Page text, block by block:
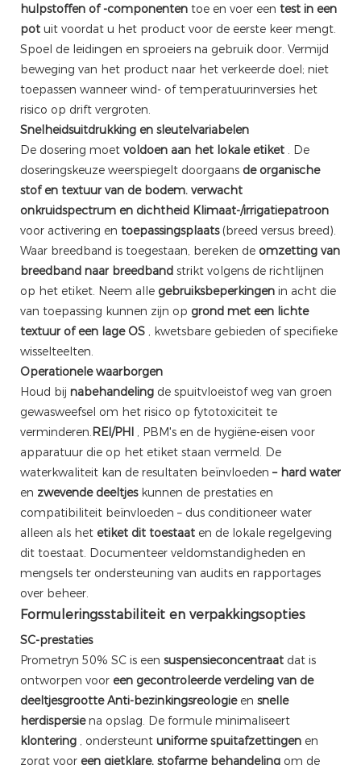
hulpstoffen of -componenten toe en voer een test in een
pot uit voordat u het product voor de eerste keer mengt.
Spoel de leidingen en sproeiers na gebruik door. Vermijd
beweging van het product naar het verkeerde doel; niet
toepassen wanneer wind- of temperatuurinversies het
risico op drift vergroten.
Snelheidsuitdrukking en sleutelvariabelen
De dosering moet voldoen aan het lokale etiket . De
doseringskeuze weerspiegelt doorgaans de organische
stof en textuur van de bodem. verwacht
onkruidspectrum en dichtheid Klimaat-/irrigatiepatroon
voor activering en toepassingsplaats(breed versus breed).
Waar breedband is toegestaan, bereken de omzetting van
breedband naar breedband strikt volgens de richtlijnen
op het etiket. Neem alle gebruiksbeperkingen in acht die
van toepassing kunnen zijn op grond met een lichte
textuur of een lage OS , kwetsbare gebieden of specifieke
wisselteelten.
Operationele waarborgen
Houd bij nabehandeling de spuitvloeistof weg van groen
gewasweefsel om het risico op fytotoxiciteit te
verminderen.REI/PHI , PBM's en de hygiëne-eisen voor
apparatuur die op het etiket staan ​​vermeld. De
waterkwaliteit kan de resultaten beïnvloeden – hard water
en zwevende deeltjeskunnen de prestaties en
compatibiliteit beïnvloeden – dus conditioneer water
alleen als het etiket dit toestaat en de lokale regelgeving
dit toestaat. Documenteer veldomstandigheden en
mengsels ter ondersteuning van audits en rapportages
over beheer.
Formuleringsstabiliteit en verpakkingsopties
SC-prestaties
Prometryn 50% SC is een suspensieconcentraat dat is
ontworpen voor een gecontroleerde verdeling van de
deeltjesgrootte Anti-bezinkingsreologieen snelle
herdispersiena opslag. De formule minimaliseert
klontering , ondersteunt uniforme spuitafzettingen en
zorgt voor een gietklare, stofarme behandeling om de